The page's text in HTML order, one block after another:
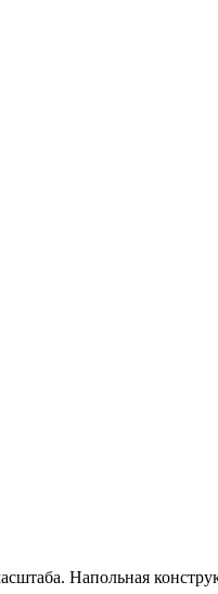
Напольная